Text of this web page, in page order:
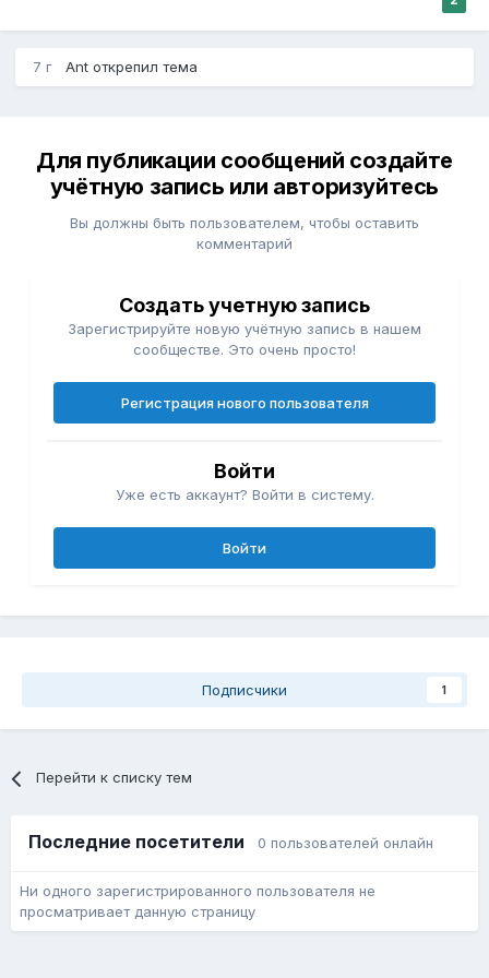
7 г Ant открепил тема
Для публикации сообщений создайте
учётную запись или авторизуйтесь
Вы должны быть пользователем, чтобы оставить
комментарий
Создать учетную запись
Зарегистрируйте новую учётную запись в нашем
сообществе. Это очень просто!
Регистрация нового пользователя
Войти
Уже есть аккаунт? Войти в систему.
Войти
Подписчики 1
Перейти к списку тем
Последние посетители 0 пользователей онлайн
Ни одного зарегистрированного пользователя не
просматривает данную страницу